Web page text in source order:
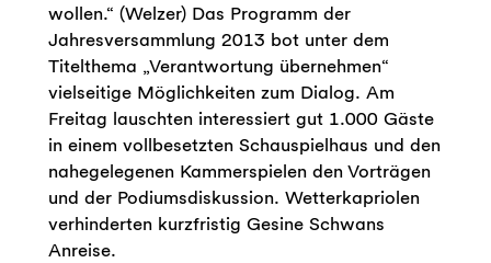
wollen.“ (Welzer) Das Programm der
Jahresversammlung 2013 bot unter dem
Titelthema „Verantwortung übernehmen“
vielseitige Möglichkeiten zum Dialog. Am
Freitag lauschten interessiert gut 1.000 Gäste
in einem vollbesetzten Schauspielhaus und den
nahegelegenen Kammerspielen den Vorträgen
und der Podiumsdiskussion. Wetterkapriolen
verhinderten kurzfristig Gesine Schwans
Anreise.